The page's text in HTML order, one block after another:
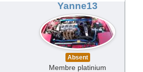
Yanne13
Absent
Membre platinium